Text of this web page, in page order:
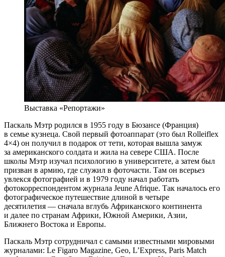
Выставка «Репортажи»
Паскаль Мэтр родился в 1955 году в Бюзансе (Франция)
в семье кузнеца. Свой первый фотоаппарат (это был Rolleiflex
4×4) он получил в подарок от тети, которая вышла замуж
за американского солдата и жила на севере США. После
школы Мэтр изучал психологию в университете, а затем был
призван в армию, где служил в фоточасти. Там он всерьез
увлекся фотографией и в 1979 году начал работать
фотокорреспондентом журнала Jeune Afrique. Так началось его
фотографическое путешествие длиной в четыре
десятилетия — сначала вглубь Африканского континента
и далее по странам Африки, Южной Америки, Азии,
Ближнего Востока и Европы.
Паскаль Мэтр сотрудничал с самыми известными мировыми
журналами: Le Figaro Magazine, Geo, L’Express, Paris Match